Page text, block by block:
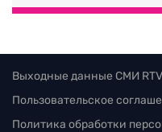
Выходные данные СМИ
Пользовательское
Политика обработки